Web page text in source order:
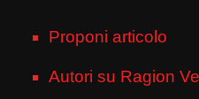
Proponi articolo
Autori su Ragion